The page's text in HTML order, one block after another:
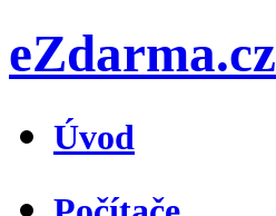
eZdarma.cz
Úvod